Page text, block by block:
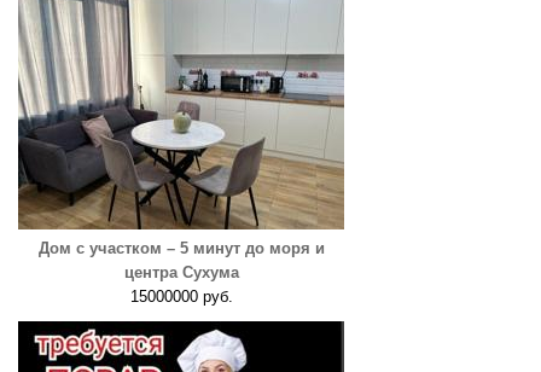
Дом с участком – 5 минут до моря и
центра Сухума
15000000 руб.